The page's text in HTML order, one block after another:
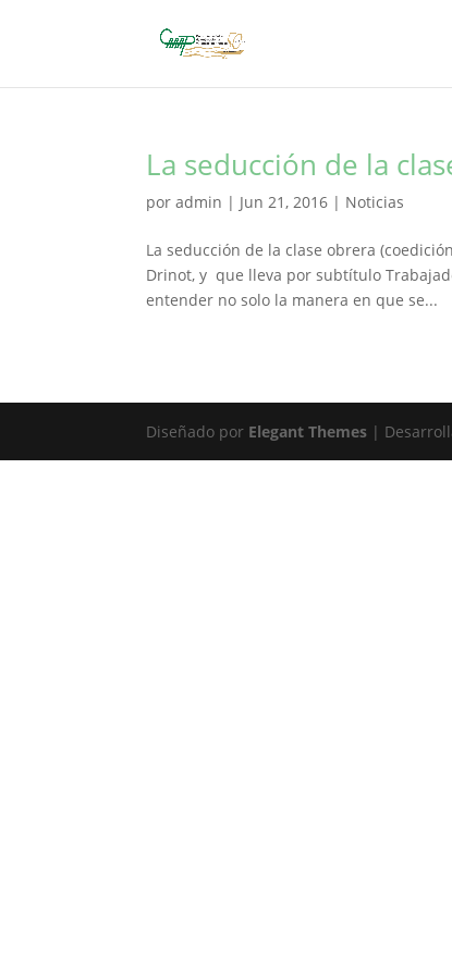
La seducción de la
poradmin | Jun 21, 2016 | Noticias
La seducción de la clase obrera
Drinot, y que lleva por subtítulo
entender no solo la manera en que se...
Diseñado por Elegant Themes |